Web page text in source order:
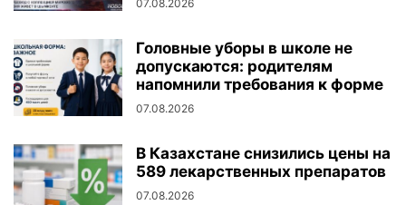
07.08.2026
Головные уборы в школе не
допускаются: родителям
напомнили требования к форме
07.08.2026
В Казахстане снизились цены на
589 лекарственных препаратов
07.08.2026